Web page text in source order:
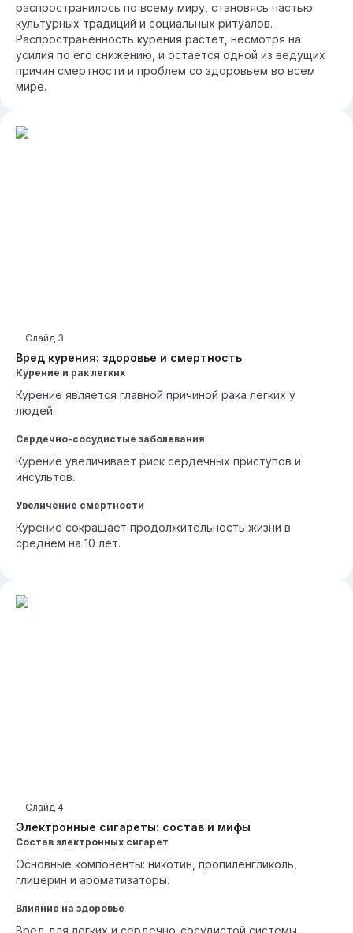
распространилось по всему миру, становясь частью
культурных традиций и социальных ритуалов.
Распространенность курения растет, несмотря на
усилия по его снижению, и остается одной из ведущих
причин смертности и проблем со здоровьем во всем
мире.
Вред курения: здоровье и смертность
Слайд 3
Курение и рак легких
Курение является главной причиной рака легких у
людей.
Сердечно-сосудистые заболевания
Курение увеличивает риск сердечных приступов и
инсультов.
Увеличение смертности
Курение сокращает продолжительность жизни в
среднем на 10 лет.
Электронные сигареты: состав и мифы
Слайд 4
Состав электронных сигарет
Основные компоненты: никотин, пропиленгликоль,
глицерин и ароматизаторы.
Влияние на здоровье
Вред для легких и сердечно-сосудистой системы